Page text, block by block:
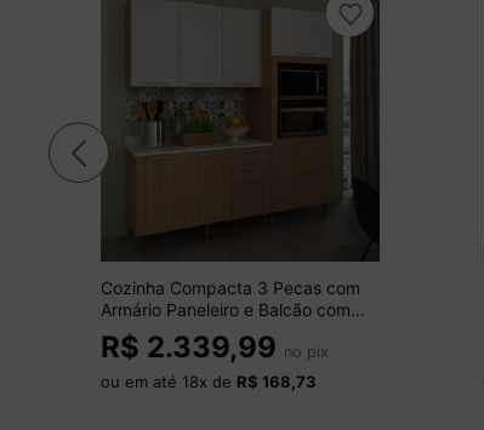
Cozinha Compacta 3 Pecas com
Armário Paneleiro e Balcão com
Tampo Multimóveis CR20450
Freijó/Branco/Mármore Branco
R$ 2.339,99 no pix
ou em até 18x de R$ 168,73